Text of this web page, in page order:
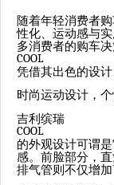
随着年轻消费者
性化、运动感与
多消费者的购车
COOL
凭借其出色的设
时尚运动设计，
吉利缤瑞
COOL
的外观设计可谓
感。前脸部分，
排气管则不仅增